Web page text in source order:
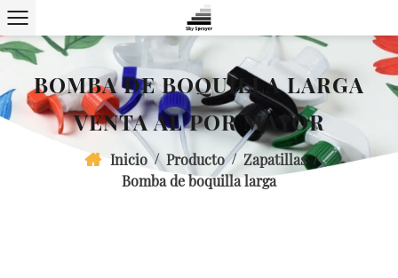
BOMBA DE BOQUILLA LARGA
VENTA AL POR MAYOR
Inicio / Producto / Zapatillas /
Bomba de boquilla larga